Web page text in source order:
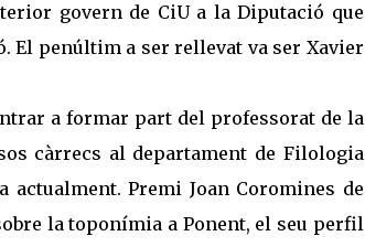
govern de CiU a la Diputació que
El penúltim a ser rellevat va ser Xavier
a formar part del professorat de la
càrrecs al departament de Filologia
Premi Joan Coromines de
la toponímia a Ponent, el seu perfil